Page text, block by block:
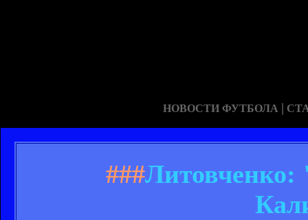
НОВОСТИ ФУТБОЛА |
###Литовченко: